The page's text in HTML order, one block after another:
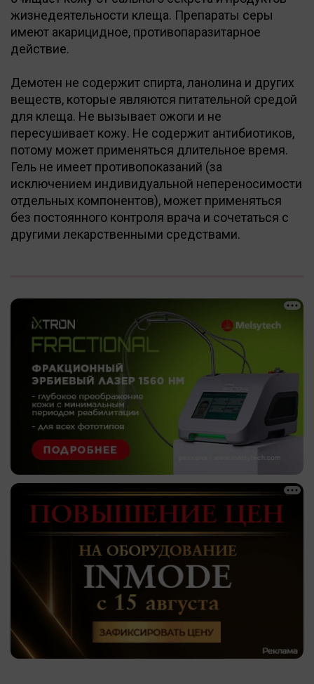
жизнедеятельности клеща. Препараты серы
имеют акарицидное, противопаразитарное
действие.
Демотен не содержит спирта, ланолина и других
веществ, которые являются питательной средой
для клеща. Не вызывает ожоги и не
пересушивает кожу. Не содержит антибиотиков,
потому может применяться длительное время.
Гель не имеет противопоказаний (за
исключением индивидуальной непереносимости
отдельных компонентов), может применяться
без постоянного контроля врача и сочетаться с
другими лекарственными средствами.